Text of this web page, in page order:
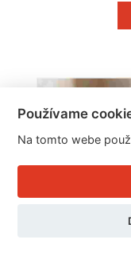
Používame
Na tomto webe